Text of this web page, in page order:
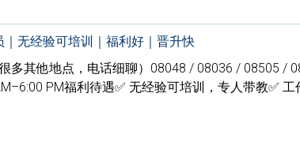
无经验可培训｜福利好｜晋升快
多其他地点，电话细聊）08048 / 08036 / 08505 /
PM福利待遇✅ 无经验可培训，专人带教✅ 工